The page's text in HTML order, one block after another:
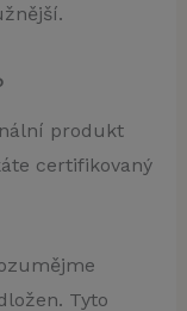
produkt
certifikovaný
Tyto